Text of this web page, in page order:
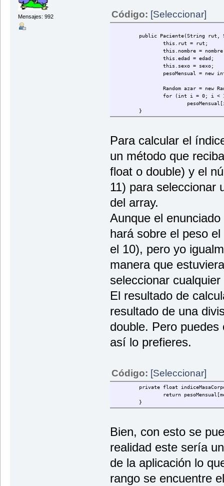
}
break;
case 3:
}while (opcion!=6);
}
return
}
public static Paciente
String rutCliente =
String nomCliente
int edadCliente =
do {
char sexoC=
}
Mensajes: 992 Código: [Seleccionar]
public Paciente(String rut,
this.rut = rut;
this.nombre =
this.edad = edad;
this.sexo = sexo;
pesoMensual = new
Random azar = new
for (int i = 0; i <
}
Para calcular el
un método que
float o double) y el
11) para seleccionar
del array.
Aunque el
hará sobre el peso
el 10), pero yo
manera que
seleccionar cualquier
El resultado de
resultado de una
double. Pero
así lo prefieres.
Código: [Seleccionar]
private float
return
}
Bien, con esto se
realidad este sería
de la aplicación lo
rango se encuentre